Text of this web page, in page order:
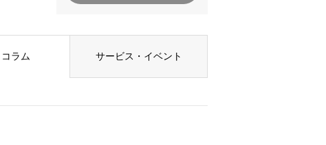
ラム サービス・イベント